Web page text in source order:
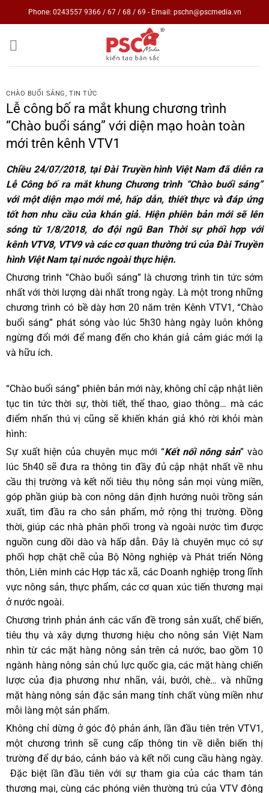
to
Phone: 0243557 9366 / 67 / 68 / 69 - Email: pschn@pscmedia.vn
CHÀO BUỔI SÁNG, TIN TỨC
Lễ công bố ra mắt khung chương trình
“Chào buổi sáng” với diện mạo hoàn toàn
mới trên kênh VTV1
Chiều 24/07/2018, tại Đài Truyền hình Việt Nam đã diễn ra
Lễ Công bố ra mắt khung Chương trình “Chào buổi sáng”
với một diện mạo mới mẻ, hấp dẫn, thiết thực và đáp ứng
tốt hơn nhu cầu của khán giả. Hiện phiên bản mới sẽ lên
sóng từ 1/8/2018, do đội ngũ Ban Thời sự phối hợp với
kênh VTV8, VTV9 và các cơ quan thường trú của Đài Truyền
hình Việt Nam tại nước ngoài thực hiện.
Chương trình “Chào buổi sáng” là chương trình tin tức sớm
nhất với thời lượng dài nhất trong ngày. Là một trong những
chương trình có bề dày hơn 20 năm trên Kênh VTV1, “Chào
buổi sáng” phát sóng vào lúc 5h30 hàng ngày luôn không
ngừng đổi mới để mang đến cho khán giả cảm giác mới lạ
và hữu ích.
“Chào buổi sáng” phiên bản mới này, không chỉ cập nhật liên
tục tin tức thời sự, thời tiết, thể thao, giao thông… mà các
điểm nhấn thú vị cũng sẽ khiến khán giả khó rời khỏi màn
hình:
Sự xuất hiện của chuyên mục mới “Kết nối nông sản” vào
lúc 5h40 sẽ đưa ra thông tin đầy đủ cập nhật nhất về nhu
cầu thị trường và kết nối tiêu thụ nông sản mọi vùng miền,
góp phần giúp bà con nông dân định hướng nuôi trồng sản
xuất, tìm đầu ra cho sản phẩm, mở rộng thị trường. Đồng
thời, giúp các nhà phân phối trong và ngoài nước tìm được
nguồn cung dồi dào và hấp dẫn. Đây là chuyên mục có sự
phối hợp chặt chẽ của Bộ Nông nghiệp và Phát triển Nông
thôn, Liên minh các Hợp tác xã, các Doanh nghiệp trong lĩnh
vực nông sản, thực phẩm, các cơ quan xúc tiến thương mại
ở nước ngoài.
Chương trình phản ánh các vấn đề trong sản xuất, chế biến,
tiêu thụ và xây dựng thương hiệu cho nông sản Việt Nam
nhìn từ các mặt hàng nông sản trên cả nước, bao gồm 10
ngành hàng nông sản chủ lực quốc gia, các mặt hàng chiến
lược của địa phương như nhãn, vải, bưởi, chè… và những
mặt hàng nông sản đặc sản mang tính chất vùng miền như
mỗi làng một sản phẩm.
Không chỉ dừng ở góc độ phản ánh, lần đầu tiên trên VTV1,
một chương trình sẽ cung cấp thông tin về diễn biến thị
trường để dự báo, cảnh báo và kết nối cung cầu hàng ngày.
Đặc biệt lần đầu tiên với sự tham gia của các tham tán
thương mại, cùng các phóng viên thường trú của VTV đông